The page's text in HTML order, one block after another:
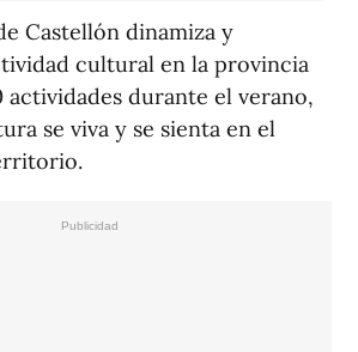
Castellón dinamiza y
cultural en la provincia
actividades durante el verano,
se viva y se sienta en el